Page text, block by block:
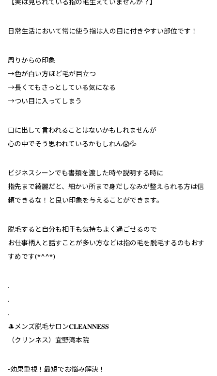
【実は見られている指の毛生えていませんか？】
日常生活において常に使う指は人の目に付きやすい部位です！
周りからの印象
→色が白い方ほど毛が目立つ
→長くてもさっとしている気になる
→つい目に入ってしまう
口に出して言われることはないかもしれませんが
心の中でそう思われているかもしれん😱💦
ビジネスシーンでも書類を渡した時や説明する時に
指先まで綺麗だと、細かい所まで身だしなみが整えられる方は信
頼できるな！と良い印象を与えることができます。
脱毛すると自分も相手も気持ちよく過ごせるので
お仕事柄人と話すことが多い方などは指の毛を脱毛するのもおす
すめです(*^^*)
.
.
.
🎩メンズ脱毛サロン𝐂𝐋𝐄𝐀𝐍𝐍𝐄𝐒𝐒
（クリンネス）宜野湾本院
︎-効果重視！最短でお悩み解決！